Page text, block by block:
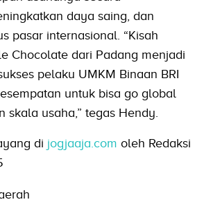
daya saing, dan
pasar internasional. “Kisah
Chocolate dari Padang menjadi
pelaku UMKM Binaan BRI
untuk bisa go global
skala usaha,” tegas Hendy.
di jogjaaja.com oleh Redaksi